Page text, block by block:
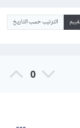
الترتيب حسب التاريخ
0